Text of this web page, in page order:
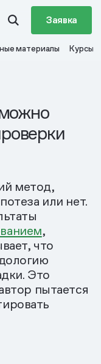
Заявка
материалы Курсы
метод,
или нет.
,
что
Это
пытается